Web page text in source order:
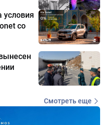
условия
со
Смотреть еще